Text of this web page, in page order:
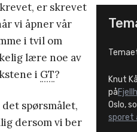
Knut
på
Oslo,
sporet
er skrevet
vi åpner vår
i tvil om
lære noe av
i GT?
spørsmålet,
dersom vi ber